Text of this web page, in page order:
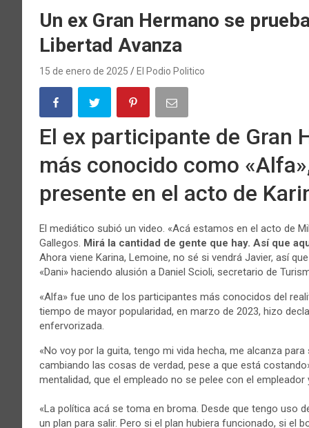
Un ex Gran Hermano se
Libertad Avanza
15 de enero de 2025 El Podio Politico
El ex participante de Gran
más conocido como
presente en el acto de
El mediático subió un video. «Acá estamos en el acto de
Gallegos. Mirá la cantidad de gente que hay. Así que
Ahora viene Karina, Lemoine, no sé si vendrá Javier, así
«Dani» haciendo alusión a Daniel Scioli, secretario de
«Alfa» fue uno de los participantes más conocidos del
tiempo de mayor popularidad, en marzo de 2023, hizo
enfervorizada.
«No voy por la guita, tengo mi vida hecha, me alcanza
cambiando las cosas de verdad, pese a que está
mentalidad, que el empleado no se pelee con el empleador
«La política acá se toma en broma. Desde que tengo uso
un plan para salir. Pero si el plan hubiera funcionado, si el